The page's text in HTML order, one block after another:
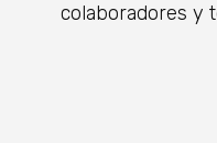
colaboradores y